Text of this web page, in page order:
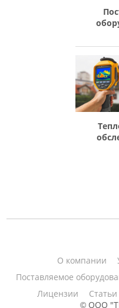
© ООО
О компании
Поставляемое
Лицензии
Статьи